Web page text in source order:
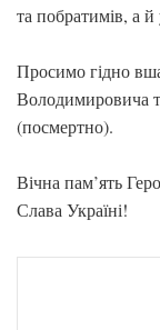
та побратимів, а й
Просимо гідно
Володимировича
(посмертно).
Вічна пам’ять
Слава Україні!